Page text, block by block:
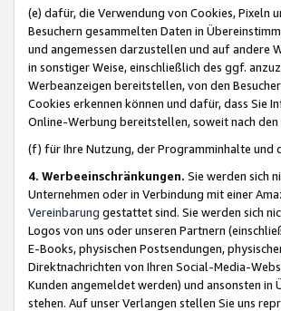
(e) dafür, die Verwendung von Cookies, Pixeln
Besuchern gesammelten Daten in
und angemessen darzustellen und auf andere
in sonstiger Weise, einschließlich des ggf.
Werbeanzeigen bereitstellen, von den
Cookies erkennen können und dafür, dass Sie
Online-Werbung bereitstellen, soweit nach
(f) für Ihre Nutzung, der Programminhalte und
4. Werbeeinschränkungen. Sie werden sich
Unternehmen oder in Verbindung mit einer
Vereinbarung gestattet sind. Sie werden sich
Logos von uns oder unseren Partnern
E-Books, physischen Postsendungen,
Direktnachrichten von Ihren Social-Media-
Kunden angemeldet werden) und ansonsten
stehen. Auf unser Verlangen stellen Sie uns